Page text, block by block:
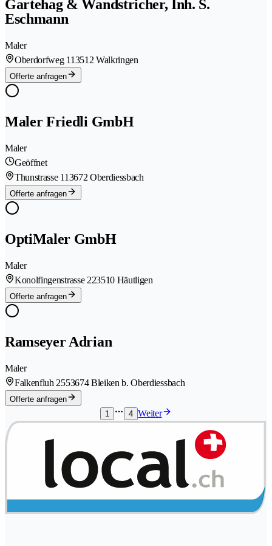
Gartehag & Wandstricher, Inh. S.
Eschmann
Maler
Oberdorfweg 113512 Walkringen
Offerte anfragen
Maler Friedli GmbH
Maler
Geöffnet
Thunstrasse 113672 Oberdiessbach
Offerte anfragen
OptiMaler GmbH
Maler
Konolfingenstrasse 223510 Häutligen
Offerte anfragen
Ramseyer Adrian
Maler
Falkenfluh 2553674 Bleiken b. Oberdiessbach
Offerte anfragen
1
4 Weiter